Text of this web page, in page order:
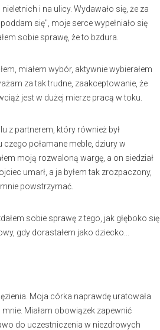
i na ulicy. Wydawało się, że za
się", moje serce wypełniało się
sobie sprawę, że to bzdura.
miałem wybór, aktywnie wybierałem
za tak trudne, zaakceptowanie, że
jest w dużej mierze pracą w toku.
z partnerem, który również był
połamane meble, dziury w
moją rozwaloną wargę, a on siedział
umarł, a ja byłem tak zrozpaczony,
powstrzymać.
sobie sprawę z tego, jak głęboko się
gdy dorastałem jako dziecko...
Moja córka naprawdę uratowała
Miałam obowiązek zapewnić
do uczestniczenia w niezdrowych